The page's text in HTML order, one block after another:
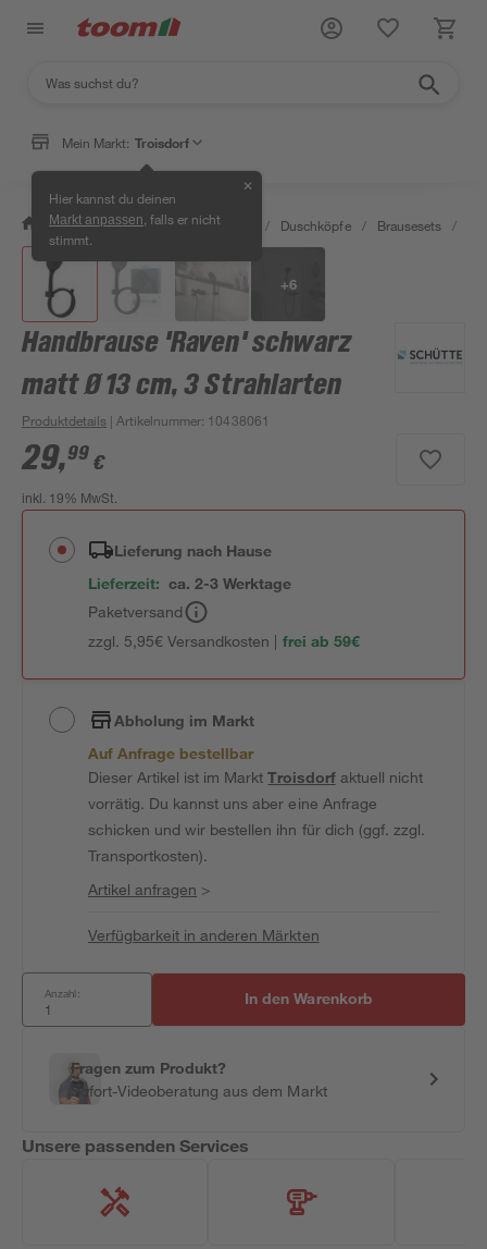
Mein Markt: Troisdorf
Hier kannst du deinen
Markt anpassen , falls er nicht
stimmt.
✕
/ Bad & Sanitär / Badarmaturen / Duschköpfe / Brausesets /
+6
Handbrause 'Raven' schwarz
matt Ø 13 cm, 3 Strahlarten
Produktdetails | Artikelnummer: 10438061
29,99 €
inkl. 19% MwSt.
Lieferung nach Hause
Lieferzeit: ca. 2-3 Werktage
Paketversand
zzgl. 5,95€ Versandkosten | frei ab 59€
Abholung im Markt
Auf Anfrage bestellbar
Dieser Artikel ist im MarktTroisdorfaktuell nicht
vorrätig. Du kannst uns aber eine Anfrage
schicken und wir bestellen ihn für dich (ggf. zzgl.
Transportkosten).
Artikel anfragen >
Verfügbarkeit in anderen Märkten
Anzahl: In den Warenkorb
Fragen zum Produkt?
Sofort-Videoberatung aus dem Markt
Unsere passenden Services